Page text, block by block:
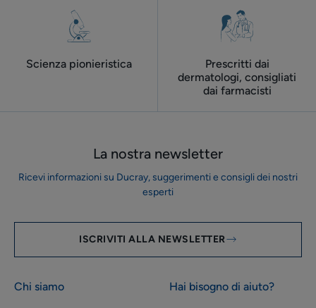
Scienza pionieristica
Prescritti dai
dermatologi, consigliati
dai farmacisti
La nostra newsletter
Ricevi informazioni su Ducray, suggerimenti e consigli dei nostri
esperti
ISCRIVITI ALLA NEWSLETTER
Chi siamo Hai bisogno di aiuto?